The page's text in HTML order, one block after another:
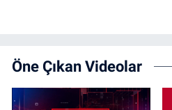
Öne Çıkan Videolar